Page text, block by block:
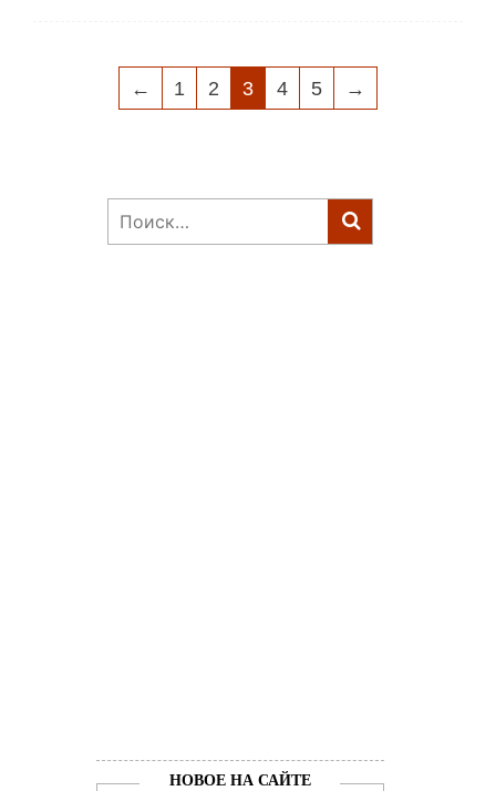
НАВИГАЦИЯ
← 1 2 3 4 5 →
Найти:
НОВОЕ НА САЙТЕ